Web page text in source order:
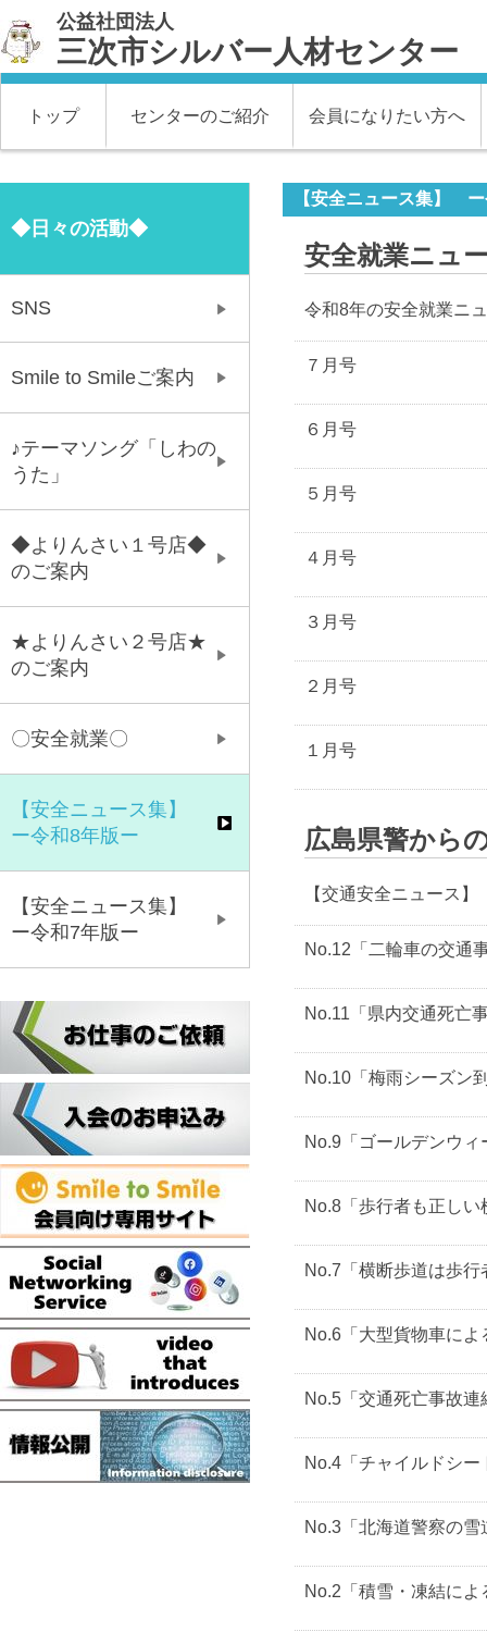
公益社団法人
三次市シルバー人材センター
トップ センターのご紹介 会員になりたい方へ
【安全ニュース集】
安全就業ニュ
令和8年の安全就業ニ
７月号
６月号
５月号
４月号
３月号
２月号
１月号
広島県警から
【交通安全ニュース】
No.12「二輪車の交通
No.11「県内交通死亡
No.10「梅雨シーズン
No.9「ゴールデンウ
No.8「歩行者も正し
No.7「横断歩道は歩
No.6「大型貨物車に
No.5「交通死亡事故
No.4「チャイルドシ
No.3「北海道警察の
No.2「積雪・凍結に
◆日々の活動◆
SNS
Smile to Smileご案内
♪テーマソング「しわの
うた」
◆よりんさい１号店◆
のご案内
★よりんさい２号店★
のご案内
〇安全就業〇
【安全ニュース集】
ー令和8年版ー
【安全ニュース集】
ー令和7年版ー